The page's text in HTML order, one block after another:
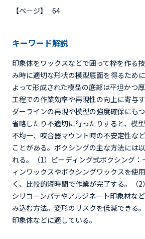
【ページ】
64
キーワード解説
印象体をワックスなどで囲って枠を作る
み時に適切な形状の模型底面を得るため
よって形成された模型の底部は平坦かつ
工程での作業効率や再現性の向上に寄与
ダーラインの再現や模型の強度確保にも
省略したり不適切に行ったりすると、模
不均一、咬合器マウント時の不安定性な
ことがある。ボクシングの主な方法には
れる。（1）ビーディング式ボクシング：
ィンワックスやボクシングワックスを使
く、比較的短時間で作業が完了する。（2
シリコーンパテやアルジネート印象材な
み込む方法。変形のリスクを低減できる
印象体などに適している。